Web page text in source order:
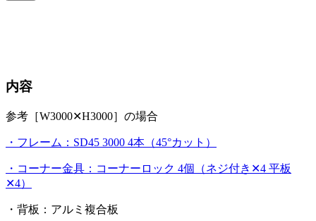
内容
参考［W3000✕H3000］の場合
・フレーム：SD45 3000 4本（45°カット）
・コーナー金具：コーナーロック 4個（ネジ付き✕4 平板
✕4）
・背板：アルミ複合板